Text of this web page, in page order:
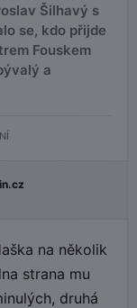
Šilhavý s
se, kdo přijde
Fouskem
a
na několik
strana mu
druhá